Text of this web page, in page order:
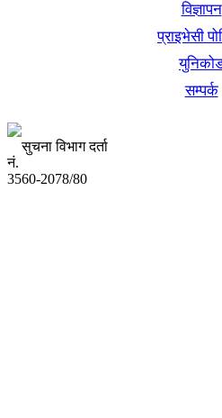
विज्ञापन
प्राइभेसी
सम्पर्क
सुचना विभाग दर्ता
नं.
3560-2078/80